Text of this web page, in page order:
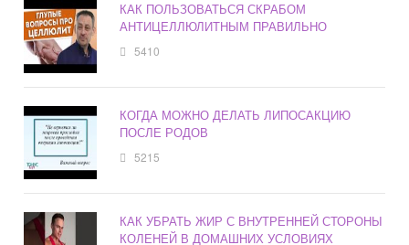
КАК ПОЛЬЗОВАТЬСЯ СКРАБОМ
АНТИЦЕЛЛЮЛИТНЫМ ПРАВИЛЬНО
5410
КОГДА МОЖНО ДЕЛАТЬ ЛИПОСАКЦИЮ
ПОСЛЕ РОДОВ
5215
КАК УБРАТЬ ЖИР С ВНУТРЕННЕЙ СТОРОНЫ
КОЛЕНЕЙ В ДОМАШНИХ УСЛОВИЯХ